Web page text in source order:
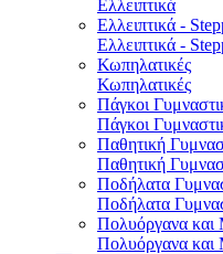
Ελλειπτικά
Ελλειπτικά -
Ελλειπτικά -
Κωπηλατικές
Κωπηλατικές
Πάγκοι
Πάγκοι
Παθητική
Παθητική
Ποδήλατα
Ποδήλατα
Πολυόργανα και
Πολυόργανα και